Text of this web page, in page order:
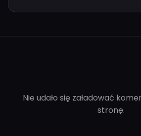
Nie udało się załadować
stronę.